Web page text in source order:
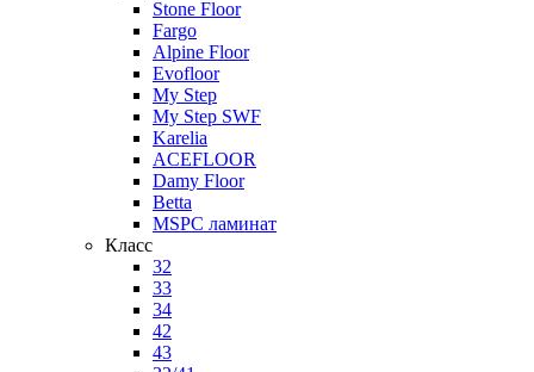
Stone Floor
Fargo
Alpine Floor
Evofloor
My Step
My Step SWF
Karelia
ACEFLOOR
Damy Floor
Betta
MSPC ламинат
Класс
32
33
34
42
43